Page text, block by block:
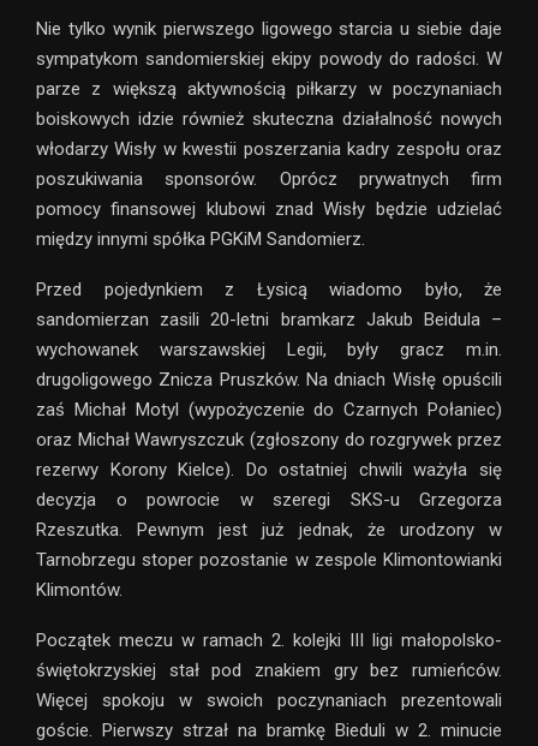
Nie tylko wynik pierwszego ligowego starcia u siebie daje
sympatykom sandomierskiej ekipy powody do radości. W
parze z większą aktywnością piłkarzy w poczynaniach
boiskowych idzie również skuteczna działalność nowych
włodarzy Wisły w kwestii poszerzania kadry zespołu oraz
poszukiwania sponsorów. Oprócz prywatnych firm
pomocy finansowej klubowi znad Wisły będzie udzielać
między innymi spółka PGKiM Sandomierz.
Przed pojedynkiem z Łysicą wiadomo było, że
sandomierzan zasili 20-letni bramkarz Jakub Beidula –
wychowanek warszawskiej Legii, były gracz m.in.
drugoligowego Znicza Pruszków. Na dniach Wisłę opuścili
zaś Michał Motyl (wypożyczenie do Czarnych Połaniec)
oraz Michał Wawryszczuk (zgłoszony do rozgrywek przez
rezerwy Korony Kielce). Do ostatniej chwili ważyła się
decyzja o powrocie w szeregi SKS-u Grzegorza
Rzeszutka. Pewnym jest już jednak, że urodzony w
Tarnobrzegu stoper pozostanie w zespole Klimontowianki
Klimontów.
Początek meczu w ramach 2. kolejki III ligi małopolsko-
świętokrzyskiej stał pod znakiem gry bez rumieńców.
Więcej spokoju w swoich poczynaniach prezentowali
goście. Pierwszy strzał na bramkę Bieduli w 2. minucie